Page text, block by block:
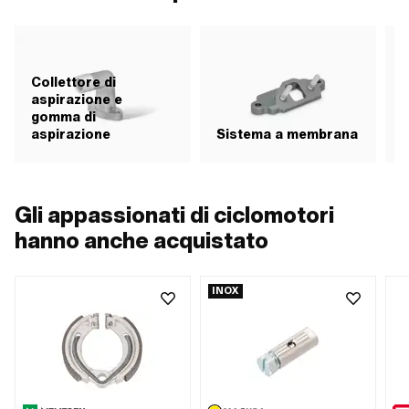
Collettore di
aspirazione e
gomma di
aspirazione
Sistema a membrana
Gli appassionati di ciclomotori
hanno anche acquistato
INOX